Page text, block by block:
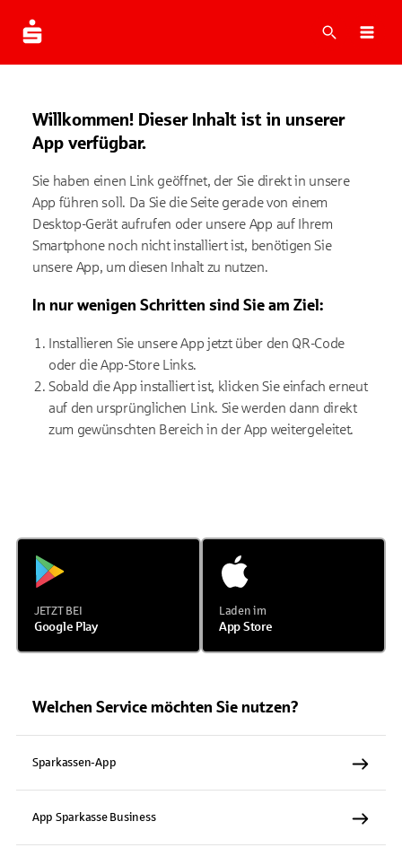
Suche
Willkommen! Dieser Inhalt ist in unserer
App verfügbar.
Sie haben einen Link geöffnet, der Sie direkt in unsere
App führen soll. Da Sie die Seite gerade von einem
Desktop-Gerät aufrufen oder unsere App auf Ihrem
Smartphone noch nicht installiert ist, benötigen Sie
unsere App, um diesen Inhalt zu nutzen.
In nur wenigen Schritten sind Sie am Ziel:
Installieren Sie unsere App jetzt über den QR-Code
oder die App-Store Links.
Sobald die App installiert ist, klicken Sie einfach erneut
auf den ursprünglichen Link. Sie werden dann direkt
zum gewünschten Bereich in der App weitergeleitet.
JETZT BEI
Google Play
Laden im
App Store
Welchen Service möchten Sie nutzen?
Sparkassen-App
App Sparkasse Business